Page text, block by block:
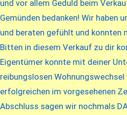
und vor allem Geduld beim
Gemünden bedanken! Wir haben
und beraten gefühlt und konnten
Bitten in diesem Verkauf zu dir
Eigentümer konnte mit deiner
reibungslosen Wohnungswechsel
erfolgreichen im vorgesehenen
Abschluss sagen wir nochmals